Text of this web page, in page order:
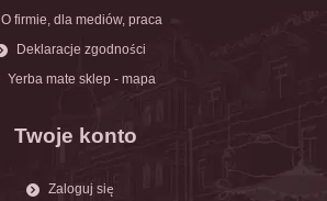
O firmie, dla mediów, praca
Deklaracje zgodności
Yerba mate sklep - mapa
Twoje konto
Zaloguj się